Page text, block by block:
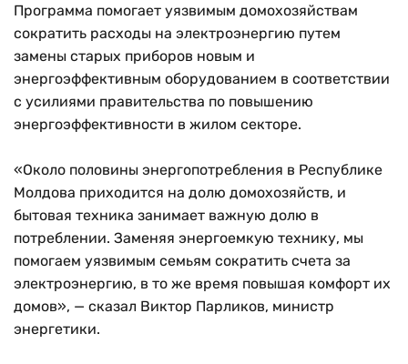
Программа помогает уязвимым домохозяйствам
сократить расходы на электроэнергию путем
замены старых приборов новым и
энергоэффективным оборудованием в соответствии
с усилиями правительства по повышению
энергоэффективности в жилом секторе.
«Около половины энергопотребления в Республике
Молдова приходится на долю домохозяйств, и
бытовая техника занимает важную долю в
потреблении. Заменяя энергоемкую технику, мы
помогаем уязвимым семьям сократить счета за
электроэнергию, в то же время повышая комфорт их
домов», — сказал Виктор Парликов, министр
энергетики.